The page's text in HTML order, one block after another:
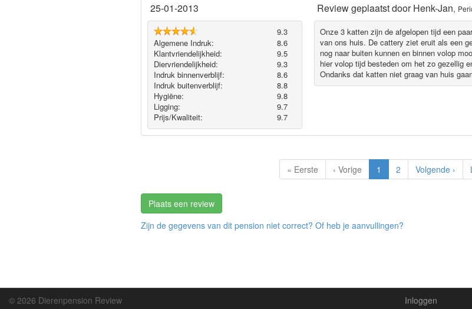
25-01-2013
9.3
Algemene Indruk:
8.6
Klantvriendelijkheid:
9.5
Diervriendelijkheid:
9.3
Indruk binnenverblijf:
8.6
Indruk buitenverblijf:
8.8
Hygiëne‎:
9.8
Ligging:
9.7
Prijs/Kwaliteit:
9.7
Review geplaatst doorHenk-Jan,
Onze 3 katten zijn de afgelopen tijd een
van ons huis. De cattery ziet eruit als een
nog naar buiten kunnen en binnen volop
hier volop tijd besteden om het zo gezellig
Ondanks dat katten niet graag van huis
« Eerste ‹ Vorige 1 2 Volgende ›
Plaats een review
Zijn de gegevens van dit pension niet correct? Of heb je aanvullingen?
© 2026 Dierenpension Review Inloggen